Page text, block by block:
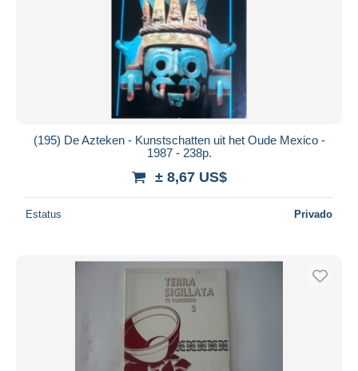
(195) De Azteken - Kunstschatten uit het Oude Mexico -
1987 - 238p.
± 8,67 US$
Estatus Privado